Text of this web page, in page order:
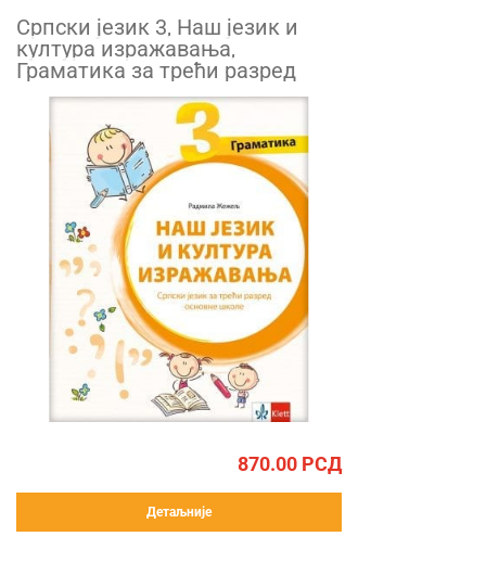
Српски језик 3, Наш језик и
култура изражавања,
Граматика за трећи разред
870.00 РСД
Детаљније